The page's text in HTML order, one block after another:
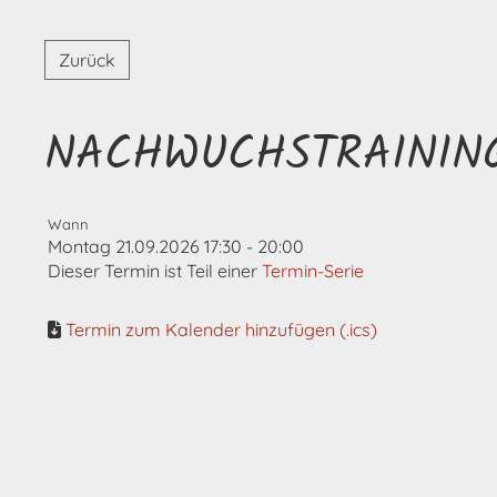
Zurück
Wann
Montag 21.09.2026 17:30 - 20:00
Dieser Termin ist Teil einer Termin-Serie
Termin zum Kalender hinzufügen (.ics)